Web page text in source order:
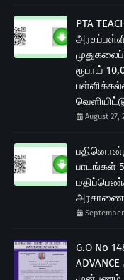
PTA
ரூபாய்
August 27,
பாடங்கள்
அரசாணை
G.O No